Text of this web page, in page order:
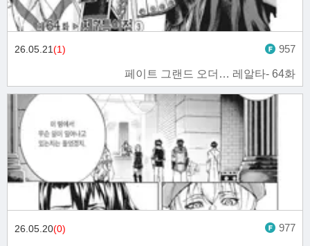
페이트 그랜드 오더… 레알타- 64화
26.05.21(1) 957
26.05.20(0) 977